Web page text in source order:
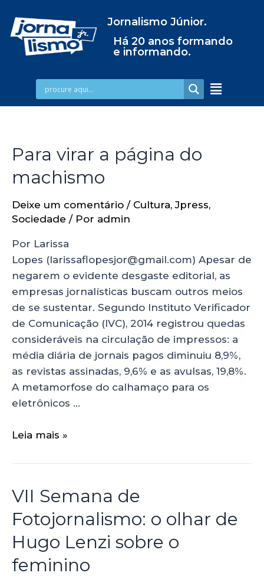
Jornalismo Júnior.
Há 20 anos formando
e informando.
Para virar a página do
machismo
Deixe um comentário / Cultura,Jpress,
Sociedade / Por admin
Por Larissa
Lopes (larissaflopesjor@gmail.com) Apesar de
negarem o evidente desgaste editorial, as
empresas jornalísticas buscam outros meios
de se sustentar. Segundo Instituto Verificador
de Comunicação (IVC), 2014 registrou quedas
consideráveis na circulação de impressos: a
média diária de jornais pagos diminuiu 8,9%,
as revistas assinadas, 9,6% e as avulsas, 19,8%.
A metamorfose do calhamaço para os
eletrônicos …
Leia mais »
VII Semana de
Fotojornalismo: o olhar de
Hugo Lenzi sobre o
feminino